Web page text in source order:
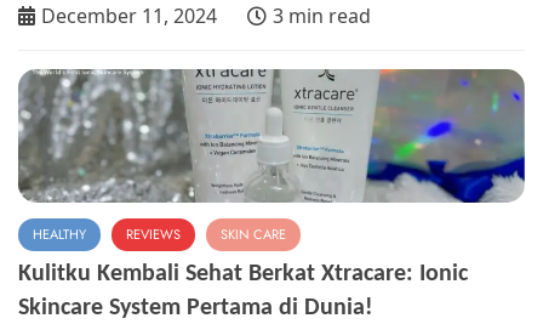
December 11, 2024 3 min read
HEALTHY REVIEWS SKIN CARE
Kulitku Kembali Sehat Berkat Xtracare: Ionic
Skincare System Pertama di Dunia!